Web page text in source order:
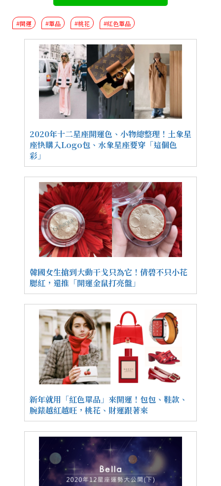
#開運 #單品 #桃花 #紅色單品
2020年十二星座開運色、小物總整理！土象星
座快購入Logo包、水象星座要穿「這個色
彩」
韓國女生搶到大動干戈只為它！倩碧不只小花
腮紅，還推「開運金鼠打亮盤」
新年就用「紅色單品」來開運！包包、鞋款、
腕錶越紅越旺，桃花、財運跟著來